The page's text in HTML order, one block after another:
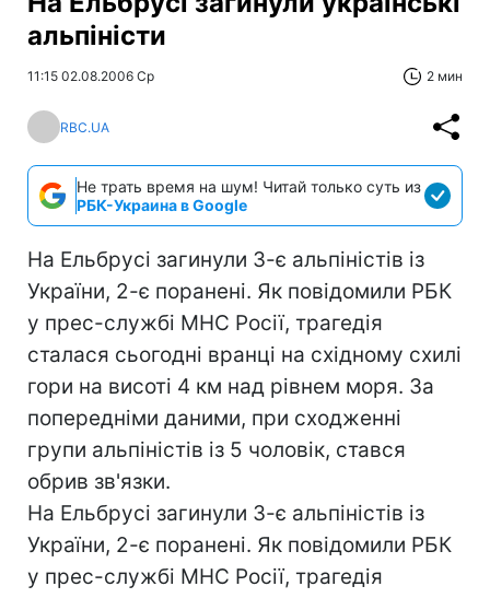
альпіністи
11:15 02.08.2006 Ср 2 мин
RBC.UA
Не трать время на шум! Читай только суть из
РБК-Украина в Google
На Ельбрусі загинули 3-є альпіністів із
України, 2-є поранені. Як повідомили РБК
у прес-службі МНС Росії, трагедія
сталася сьогодні вранці на східному схилі
гори на висоті 4 км над рівнем моря. За
попередніми даними, при сходженні
групи альпіністів із 5 чоловік, стався
обрив зв'язки.
На Ельбрусі загинули 3-є альпіністів із
України, 2-є поранені. Як повідомили РБК
у прес-службі МНС Росії, трагедія